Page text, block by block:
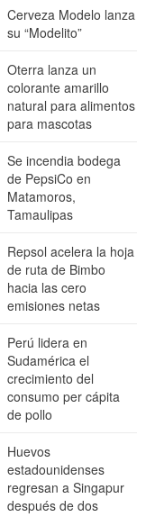
Cerveza Modelo lanza
su “Modelito”
Oterra lanza un
colorante amarillo
natural para alimentos
para mascotas
Se incendia bodega
de PepsiCo en
Matamoros,
Tamaulipas
Repsol acelera la hoja
de ruta de Bimbo
hacia las cero
emisiones netas
Perú lidera en
Sudamérica el
crecimiento del
consumo per cápita
de pollo
Huevos
estadounidenses
regresan a Singapur
después de dos